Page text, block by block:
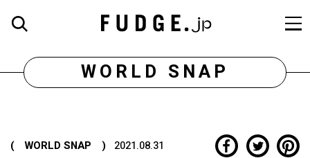
WORLD SNAP
( WORLD SNAP ) 2021.08.31